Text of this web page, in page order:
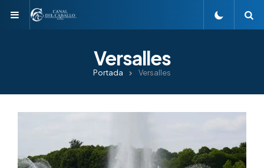
Menu
Versalles
Portada Versalles